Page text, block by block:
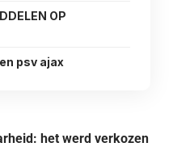
OP
psv ajax
het werd verkozen